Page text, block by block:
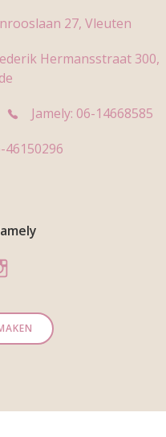
27, Vleuten
Hermansstraat 300,
Jamely: 06-14668585
46150296